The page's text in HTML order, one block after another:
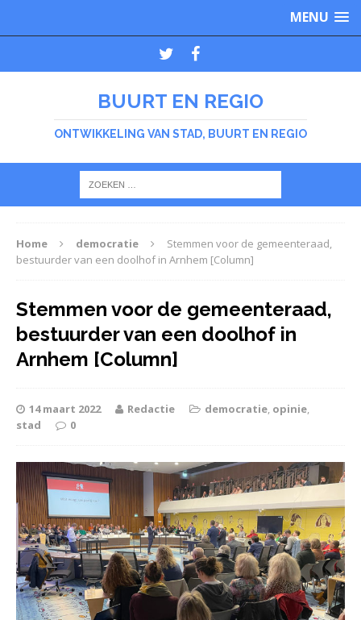
MENU
BUURT EN REGIO
ONTWIKKELING VAN STAD, BUURT EN REGIO
Home democratie
Stemmen voor de gemeenteraad,
bestuurder van een doolhof in Arnhem [Column]
Stemmen voor de gemeenteraad,
bestuurder van een doolhof in
Arnhem [Column]
14 maart 2022 Redactie democratie, opinie,
stad
0